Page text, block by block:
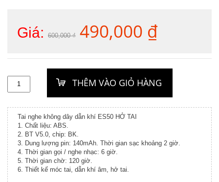
Giá: 600,000₫ Giá
là:
600,000 ₫.
490,000 ₫Giá
tại
là:
490,000
Tai nghe không dây dẫn khí ES50 HỞ TAI
1. Chất liệu: ABS.
2. BT V5.0, chip: BK.
3. Dung lượng pin: 140mAh. Thời gian sạc khoảng 2 giờ.
4. Thời gian gọi / nghe nhạc: 6 giờ.
5. Thời gian chờ: 120 giờ.
6. Thiết kế móc tai, dẫn khí âm, hở tai.